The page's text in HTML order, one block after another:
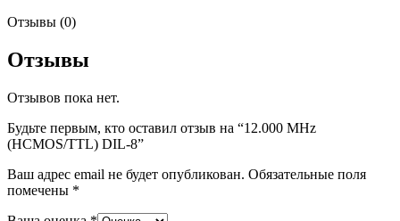
Отзывы (0)
Отзывы
Отзывов пока нет.
Будьте первым, кто оставил отзыв на “12.000 MHz
(HCMOS/TTL) DIL-8”
Ваш адрес email не будет опубликован. Обязательные поля
помечены *